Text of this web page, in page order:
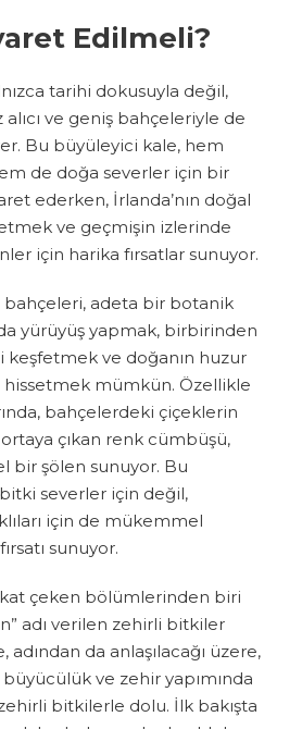
Edilmeli?
tarihi dokusuyla değil,
alıcı ve geniş bahçeleriyle de
Bu büyüleyici kale, hem
de doğa severler için bir
ederken, İrlanda’nın doğal
ve geçmişin izlerinde
için harika fırsatlar sunuyor.
bahçeleri, adeta bir botanik
yürüyüş yapmak, birbirinden
keşfetmek ve doğanın huzur
mümkün. Özellikle
bahçelerdeki çiçeklerin
çıkan renk cümbüşü,
bir şölen sunuyor. Bu
severler için değil,
için de mükemmel
sunuyor.
çeken bölümlerinden biri
adı verilen zehirli bitkiler
adından da anlaşılacağı üzere,
ve zehir yapımında
bitkilerle dolu. İlk bakışta